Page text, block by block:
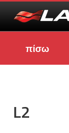
πίσω
L2